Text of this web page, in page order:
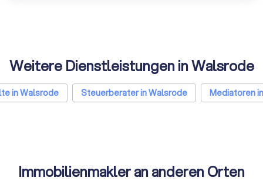
Weitere Dienstleistungen in Walsrode
in Walsrode Steuerberater in Walsrode Mediatoren
Immobilienmakler an anderen Orten